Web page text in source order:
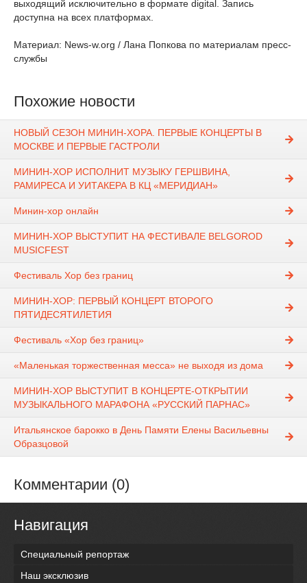
выходящий исключительно в формате digital. Запись
доступна на всех платформах.
Материал: News-w.org / Лана Попкова по материалам пресс-
службы
Похожие новости
НОВЫЙ СЕЗОН МИНИН-ХОРА. ПЕРВЫЕ КОНЦЕРТЫ В
МОСКВЕ И ПЕРВЫЕ ГАСТРОЛИ
МИНИН-ХОР ИСПОЛНИТ МУЗЫКУ ГЕРШВИНА,
РАМИРЕСА И УИТАКЕРА В КЦ «МЕРИДИАН»
Минин-хор онлайн
МИНИН-ХОР ВЫСТУПИТ НА ФЕСТИВАЛЕ BELGOROD
MUSICFEST
Фестиваль Хор без границ
МИНИН-ХОР: ПЕРВЫЙ КОНЦЕРТ ВТОРОГО
ПЯТИДЕСЯТИЛЕТИЯ
Фестиваль «Хор без границ»
«Маленькая торжественная месса» не выходя из дома
МИНИН-ХОР ВЫСТУПИТ В КОНЦЕРТЕ-ОТКРЫТИИ
МУЗЫКАЛЬНОГО МАРАФОНА «РУССКИЙ ПАРНАС»
Итальянское барокко в День Памяти Елены Васильевны
Образцовой
Комментарии (0)
Навигация
Специальный репортаж
Наш эксклюзив